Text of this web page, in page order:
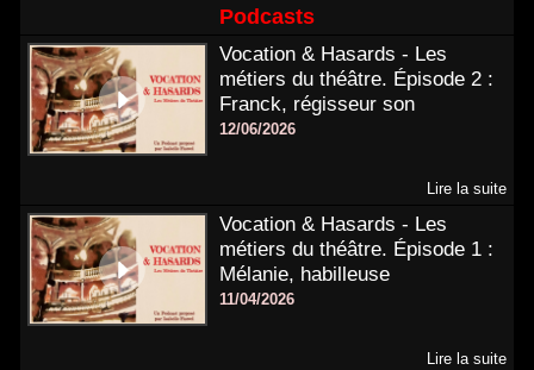
Podcasts
Vocation & Hasards - Les
métiers du théâtre. Épisode 2 :
Franck, régisseur son
12/06/2026
Lire la suite
Vocation & Hasards - Les
métiers du théâtre. Épisode 1 :
Mélanie, habilleuse
11/04/2026
Lire la suite